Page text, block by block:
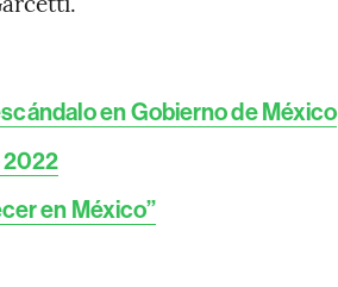
en Gobierno de México
2022
en México”